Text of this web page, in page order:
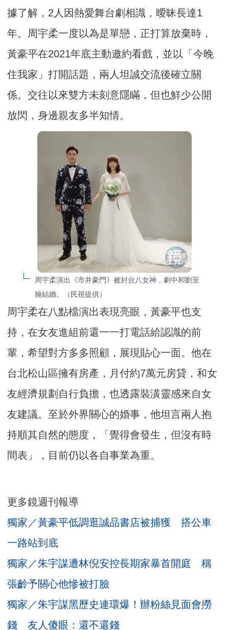
據了解，2人因熱愛舞台劇相識，曖昧長達1
年。周宇柔一度以為是單戀，正打算放棄時，
黃豪平在2021年底主動邀約看戲，並以「今晚
住我家」打開話題，兩人坦誠交流後確立關
係。交往以來雙方未刻意隱瞞，但也鮮少公開
放閃，身邊親友多半知情。
周宇柔演出《市井豪門》被封台八女神，劇中和劉至
翰結婚。（民視提供）
周宇柔在八點檔演出表現亮眼，黃豪平也支
持，在女友進組前還一一打電話給認識的前
輩，希望對方多多照顧，展現貼心一面。他在
台北松山區擁有房產，月付約7萬元房貸，和女
友經濟規劃自行負擔，也透露裝潢靈感來自女
友建議。至於外界關心的婚事，他坦言兩人抱
持順其自然的態度，「覺得會發生，但沒有時
間表」，目前仍以各自事業為重。
更多鏡週刊報導
獨家／黃豪平低調逛誠品書店被捕獲 搭公車
一路站到底
獨家／朱宇謀遭林倪安控長期家暴首開庭 稱
張齡予關心他慘被打臉
獨家／朱宇謀黑歷史連環爆！辦粉絲見面會撈
錢 友人傻眼：還不還錢